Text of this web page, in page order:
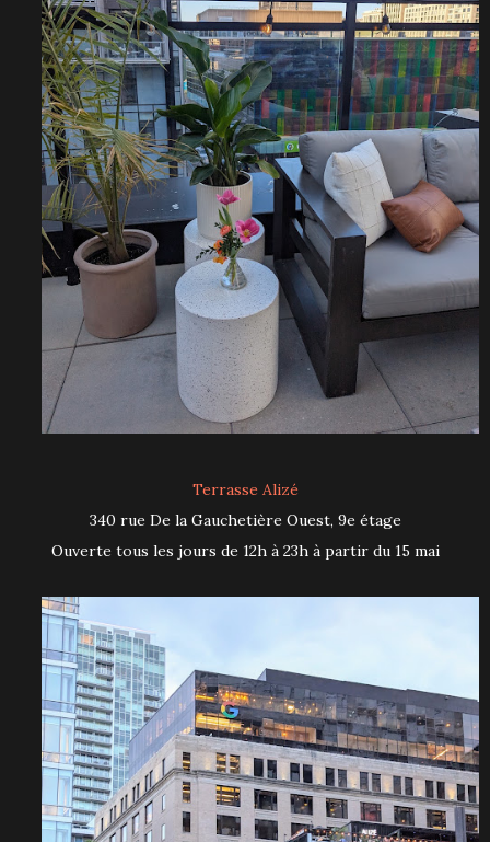
Terrasse Alizé
340 rue De la Gauchetière Ouest, 9e étage
Ouverte tous les jours de 12h à 23h à partir du 15 mai